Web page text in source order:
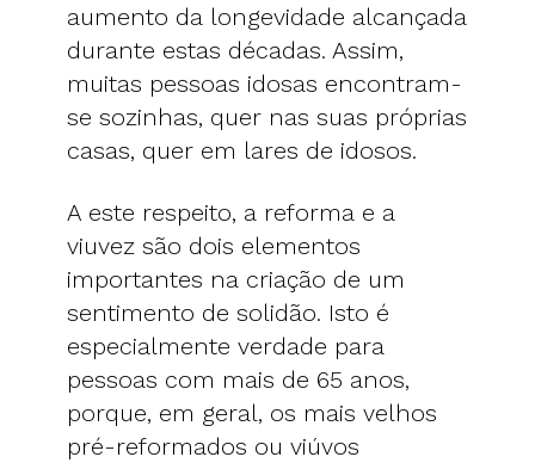
aumento da longevidade alcançada
durante estas décadas. Assim,
muitas pessoas idosas encontram-
se sozinhas, quer nas suas próprias
casas, quer em lares de idosos.
A este respeito, a reforma e a
viuvez são dois elementos
importantes na criação de um
sentimento de solidão. Isto é
especialmente verdade para
pessoas com mais de 65 anos,
porque, em geral, os mais velhos
pré-reformados ou viúvos